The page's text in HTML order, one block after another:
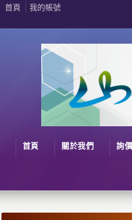
首頁 我的帳號
首頁 關於我們 詢